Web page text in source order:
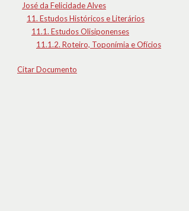
José da Felicidade Alves
11. Estudos Históricos e Literários
11.1. Estudos Olisiponenses
11.1.2. Roteiro, Toponímia e Ofícios
Citar Documento